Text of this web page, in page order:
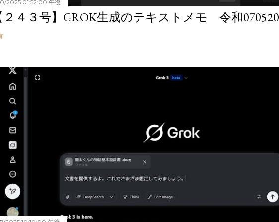
2025 01:52:00 午後
２４３号】GROK生成のテキストメモ 令和070520